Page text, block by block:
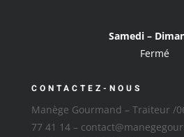
Samedi –
Fermé
CONTACTEZ-NOUS
Manège Gourmand – Traiteur /
77 41 14 –